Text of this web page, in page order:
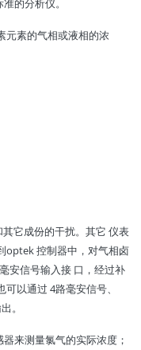
的分析仪。
元素的气相或液相的浓
它成份的干扰。其它 仪表
optek 控制器中，对气相卤
安信号输入接 口，经过补
以通过 4路毫安信号、
。
来测量氯气的实际浓度；